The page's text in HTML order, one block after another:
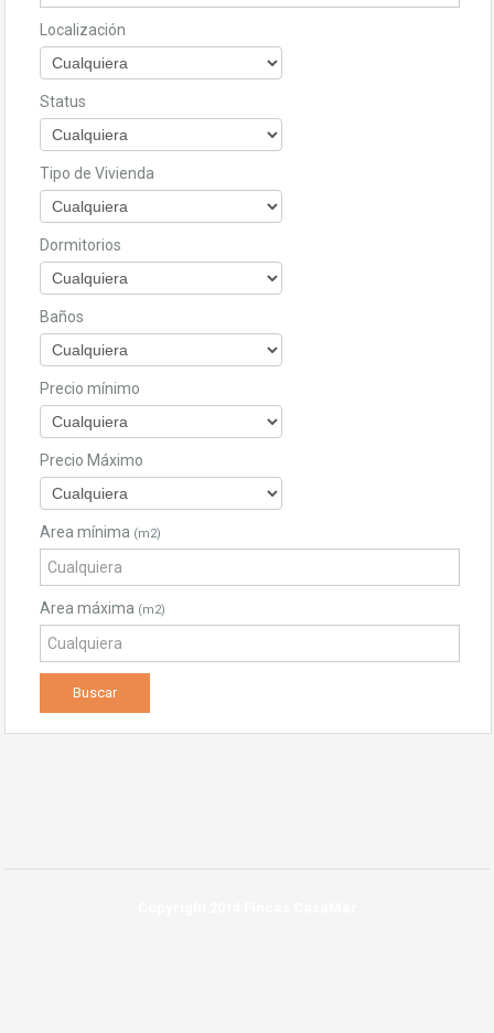
Localización
Status
Tipo de Vivienda
Dormitorios
Baños
Precio mínimo
Precio Máximo
Area mínima (m2)
Area máxima (m2)